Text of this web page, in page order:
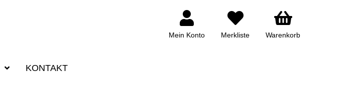
Mein Konto Merkliste Warenkorb
KONTAKT